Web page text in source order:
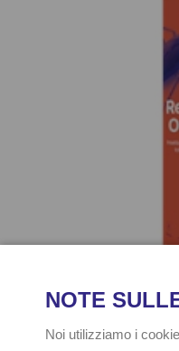
Revenge® One Shot
Insetticida in formulazione